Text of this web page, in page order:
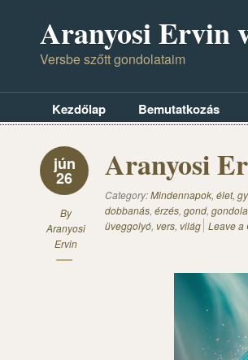
Aranyosi Ervin
Versbe szőtt gondolataim
Kezdőlap Bemutatkozás
jún
26
By
Aranyosi
Ervin
Aranyosi
Category:Mindennapok, élet,
dobbanás, érzés, gond,
üveggolyó, vers, világ Leave a